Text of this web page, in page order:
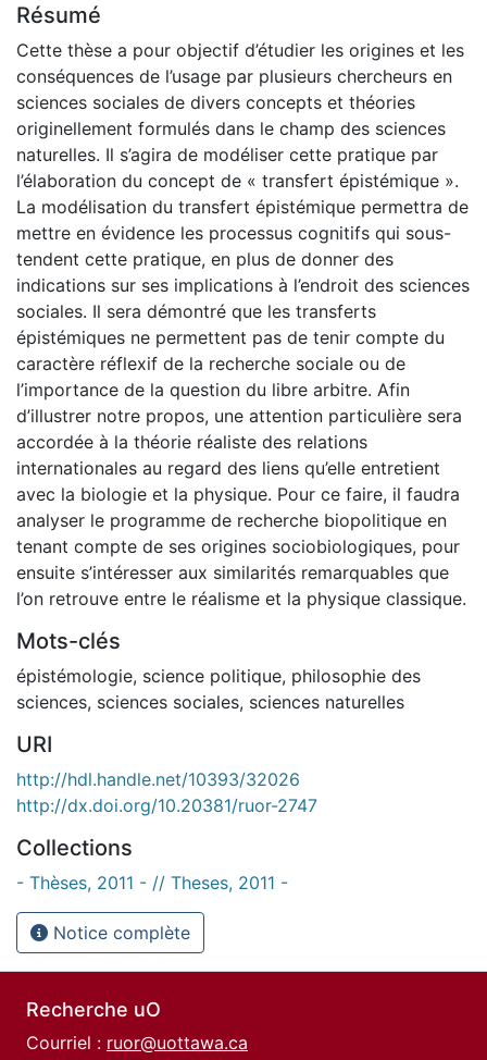
Résumé
Cette thèse a pour objectif d’étudier les origines et les
conséquences de l’usage par plusieurs chercheurs en
sciences sociales de divers concepts et théories
originellement formulés dans le champ des sciences
naturelles. Il s’agira de modéliser cette pratique par
l’élaboration du concept de « transfert épistémique ».
La modélisation du transfert épistémique permettra de
mettre en évidence les processus cognitifs qui sous-
tendent cette pratique, en plus de donner des
indications sur ses implications à l’endroit des sciences
sociales. Il sera démontré que les transferts
épistémiques ne permettent pas de tenir compte du
caractère réflexif de la recherche sociale ou de
l’importance de la question du libre arbitre. Afin
d’illustrer notre propos, une attention particulière sera
accordée à la théorie réaliste des relations
internationales au regard des liens qu’elle entretient
avec la biologie et la physique. Pour ce faire, il faudra
analyser le programme de recherche biopolitique en
tenant compte de ses origines sociobiologiques, pour
ensuite s’intéresser aux similarités remarquables que
l’on retrouve entre le réalisme et la physique classique.
Mots-clés
épistémologie, science politique, philosophie des
sciences, sciences sociales, sciences naturelles
URI
http://hdl.handle.net/10393/32026
http://dx.doi.org/10.20381/ruor-2747
Collections
- Thèses, 2011 - // Theses, 2011 -
Notice complète
Recherche uO
Courriel : ruor@uottawa.ca